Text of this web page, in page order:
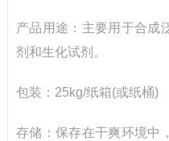
产品用途：主要用于合成
剂和生化试剂。
包装：25kg/纸箱(或纸桶)
存储：保存在干爽环境中